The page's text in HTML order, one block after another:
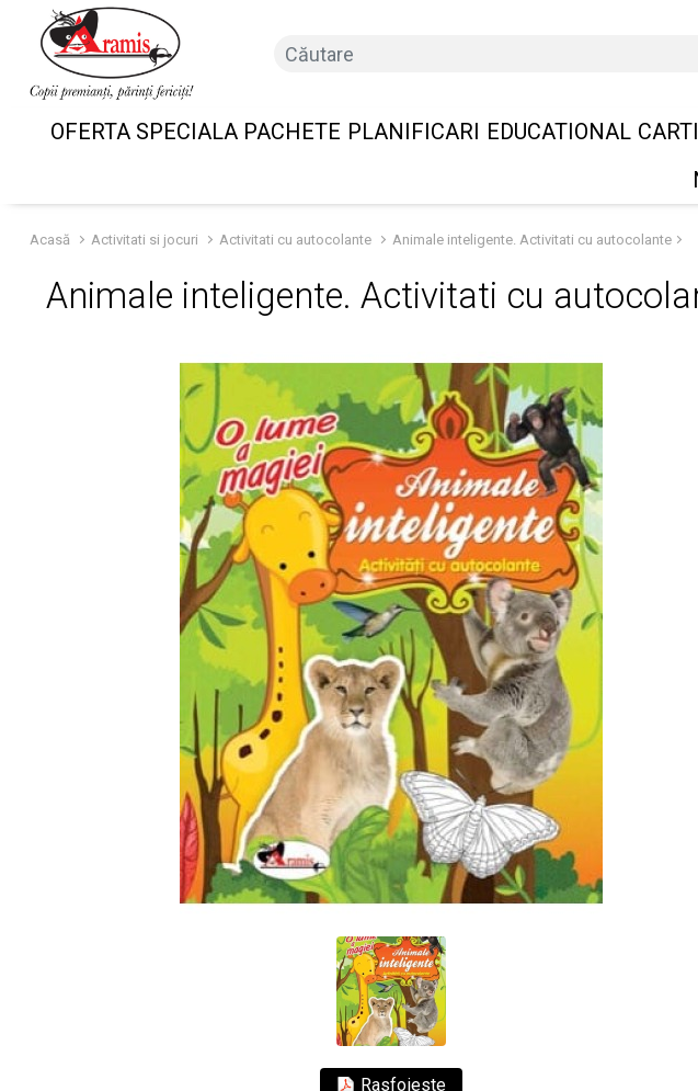
OFERTA SPECIALA PACHETE PLANIFICARI EDUCATIONAL
Acasă Activitati si jocuri Activitati cu autocolante Animale inteligente. Activitati cu autocolante
Animale inteligente. Activitati cu
Rasfoieste